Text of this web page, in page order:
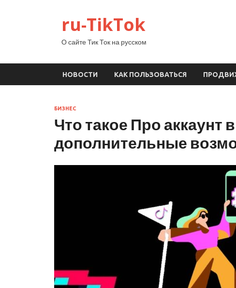
ru-TikTok
О сайте Тик Ток на русском
НОВОСТИ КАК ПОЛЬЗОВАТЬСЯ
БИЗНЕС
Что такое Про аккаунт
дополнительные